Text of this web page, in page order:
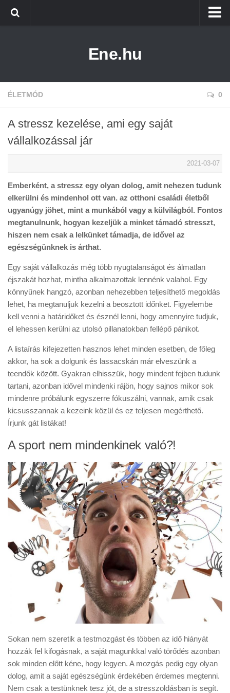
Életmód
Ene.hu
ÉLETMÓD 0
A stressz kezelése, ami egy saját
vállalkozással jár
2021-03-07
Emberként, a stressz egy olyan dolog, amit nehezen tudunk
elkerülni és mindenhol ott van. az otthoni családi életből
ugyanúgy jöhet, mint a munkából vagy a külvilágból. Fontos
megtanulnunk, hogyan kezeljük a minket támadó stresszt,
hiszen nem csak a lelkünket támadja, de idővel az
egészségünknek is árthat.
Egy saját vállalkozás még több nyugtalanságot és álmatlan
éjszakát hozhat, mintha alkalmazottak lennénk valahol. Egy
könnyűnek hangzó, azonban nehezebben teljesíthető megoldás
lehet, ha megtanuljuk kezelni a beosztott időnket. Figyelembe
kell venni a határidőket és észnél lenni, hogy amennyire tudjuk,
el lehessen kerülni az utolsó pillanatokban fellépő pánikot.
A listaírás kifejezetten hasznos lehet minden esetben, de főleg
akkor, ha sok a dolgunk és lassacskán már elveszünk a
teendők között. Gyakran elhisszük, hogy mindent fejben tudunk
tartani, azonban idővel mindenki rájön, hogy sajnos mikor sok
mindenre próbálunk egyszerre fókuszálni, vannak, amik csak
kicsusszannak a kezeink közül és ez teljesen megérthető.
Írjunk gát listákat!
A sport nem mindenkinek való?!
Sokan nem szeretik a testmozgást és többen az idő hiányát
hozzák fel kifogásnak, a saját magunkkal való törődés azonban
sok minden előtt kéne, hogy legyen. A mozgás pedig egy olyan
dolog, amit a saját egészségünk érdekében érdemes megtenni.
Nem csak a testünknek tesz jót, de a stresszoldásban is segít.